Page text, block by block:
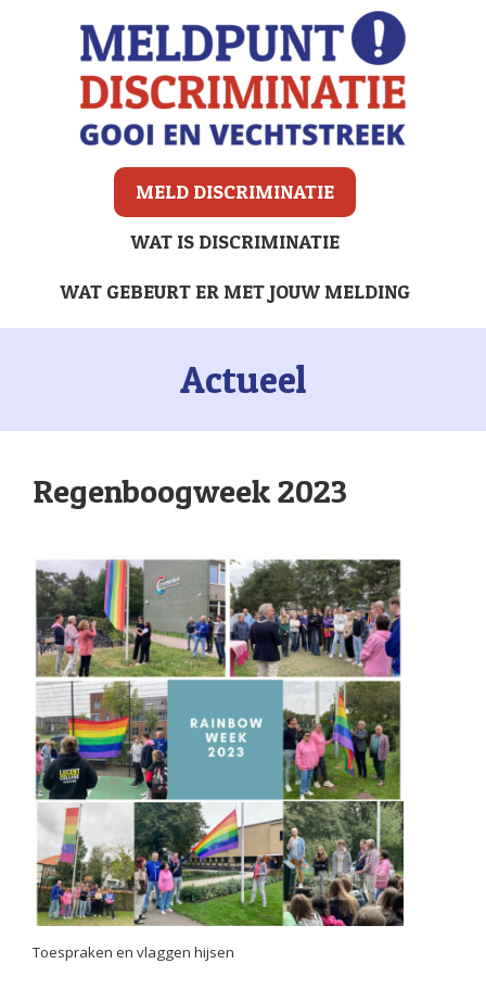
MELD DISCRIMINATIE
WAT IS DISCRIMINATIE
WAT GEBEURT ER MET JOUW MELDING
Actueel
Regenboogweek 2023
Toespraken en vlaggen hijsen